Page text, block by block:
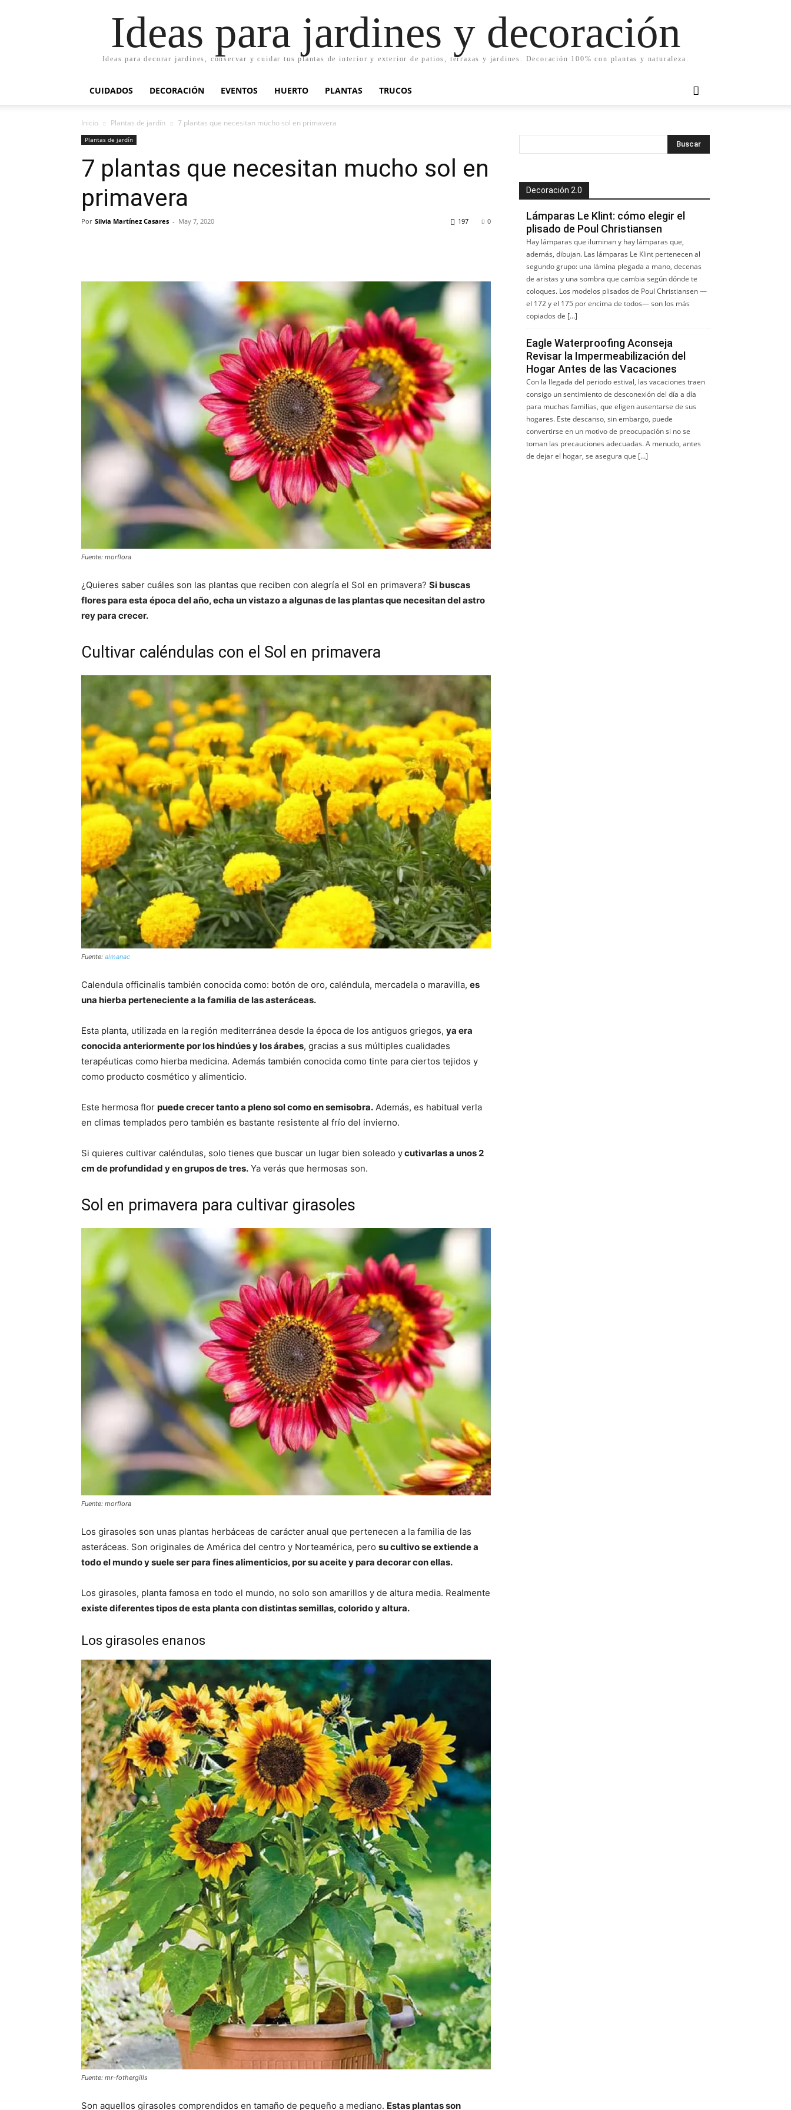
Ideas para jardines y decoración
Ideas para decorar jardines, conservar y cuidar tus plantas de interior y exterior de patios, terrazas y jardines. Decoración 100% con plantas y naturaleza.
CUIDADOS DECORACIÓN EVENTOS HUERTO PLANTAS TRUCOS
Inicio Plantas de jardín 7 plantas que necesitan mucho sol en primavera
Plantas de jardín
7 plantas que necesitan mucho sol en
primavera
Por Silvia Martínez Casares - May 7, 2020 0
197
Fuente: morflora
¿Quieres saber cuáles son las plantas que reciben con alegría el Sol en primavera? Si buscas
flores para esta época del año, echa un vistazo a algunas de las plantas que necesitan del astro
rey para crecer.
Cultivar caléndulas con el Sol en primavera
Fuente: almanac
Calendula officinalis también conocida como: botón de oro, caléndula, mercadela o maravilla, es
una hierba perteneciente a la familia de las asteráceas.
Esta planta, utilizada en la región mediterránea desde la época de los antiguos griegos, ya era
conocida anteriormente por los hindúes y los árabes, gracias a sus múltiples cualidades
terapéuticas como hierba medicina. Además también conocida como tinte para ciertos tejidos y
como producto cosmético y alimenticio.
Este hermosa flor puede crecer tanto a pleno sol como en semisobra. Además, es habitual verla
en climas templados pero también es bastante resistente al frío del invierno.
Si quieres cultivar caléndulas, solo tienes que buscar un lugar bien soleado ycutivarlas a unos 2
cm de profundidad y en grupos de tres. Ya verás que hermosas son.
Sol en primavera para cultivar girasoles
Fuente: morflora
Los girasoles son unas plantas herbáceas de carácter anual que pertenecen a la familia de las
asteráceas. Son originales de América del centro y Norteamérica, pero su cultivo se extiende a
todo el mundo y suele ser para fines alimenticios, por su aceite y para decorar con ellas.
Los girasoles, planta famosa en todo el mundo, no solo son amarillos y de altura media. Realmente
existe diferentes tipos de esta planta con distintas semillas, colorido y altura.
Los girasoles enanos
Fuente: mr-fothergills
Son aquellos girasoles comprendidos en tamaño de pequeño a mediano. Estas plantas son
Decoración 2.0
Lámparas Le Klint: cómo elegir el
plisado de Poul Christiansen
Hay lámparas que iluminan y hay lámparas que,
además, dibujan. Las lámparas Le Klint pertenecen al
segundo grupo: una lámina plegada a mano, decenas
de aristas y una sombra que cambia según dónde te
coloques. Los modelos plisados de Poul Christiansen —
el 172 y el 175 por encima de todos— son los más
copiados de […]
Eagle Waterproofing Aconseja
Revisar la Impermeabilización del
Hogar Antes de las Vacaciones
Con la llegada del periodo estival, las vacaciones traen
consigo un sentimiento de desconexión del día a día
para muchas familias, que eligen ausentarse de sus
hogares. Este descanso, sin embargo, puede
convertirse en un motivo de preocupación si no se
toman las precauciones adecuadas. A menudo, antes
de dejar el hogar, se asegura que […]